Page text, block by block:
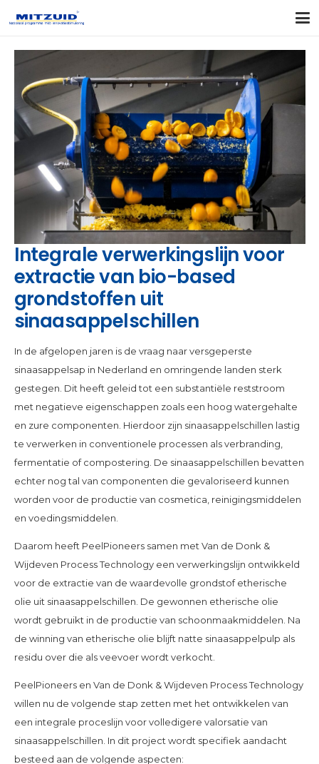
Integrale verwerkingslijn voor
extractie van bio-based
grondstoffen uit
sinaasappelschillen
In de afgelopen jaren is de vraag naar versgeperste
sinaasappelsap in Nederland en omringende landen sterk
gestegen. Dit heeft geleid tot een substantiële reststroom
met negatieve eigenschappen zoals een hoog watergehalte
en zure componenten. Hierdoor zijn sinaasappelschillen lastig
te verwerken in conventionele processen als verbranding,
fermentatie of compostering. De sinaasappelschillen bevatten
echter nog tal van componenten die gevaloriseerd kunnen
worden voor de productie van cosmetica, reinigingsmiddelen
en voedingsmiddelen.
Daarom heeft PeelPioneers samen met Van de Donk &
Wijdeven Process Technology een verwerkingslijn ontwikkeld
voor de extractie van de waardevolle grondstof etherische
olie uit sinaasappelschillen. De gewonnen etherische olie
wordt gebruikt in de productie van schoonmaakmiddelen. Na
de winning van etherische olie blijft natte sinaasappelpulp als
residu over die als veevoer wordt verkocht.
PeelPioneers en Van de Donk & Wijdeven Process Technology
willen nu de volgende stap zetten met het ontwikkelen van
een integrale proceslijn voor volledigere valorsatie van
sinaasappelschillen. In dit project wordt specifiek aandacht
besteed aan de volgende aspecten: